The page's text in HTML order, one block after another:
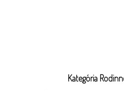
Kategória